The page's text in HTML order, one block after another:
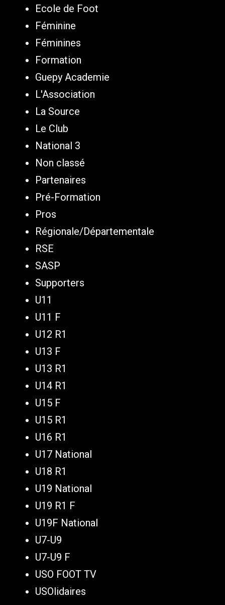
Ecole de Foot
Féminine
Féminines
Formation
Guepy Academie
L'Association
La Source
Le Club
National 3
Non classé
Partenaires
Pré-Formation
Pros
Régionale/Départementale
RSE
SASP
Supporters
U11
U11 F
U12 R1
U13 F
U13 R1
U14 R1
U15 F
U15 R1
U16 R1
U17 National
U18 R1
U19 National
U19 R1 F
U19F National
U7-U9
U7-U9 F
USO FOOT TV
USOlidaires